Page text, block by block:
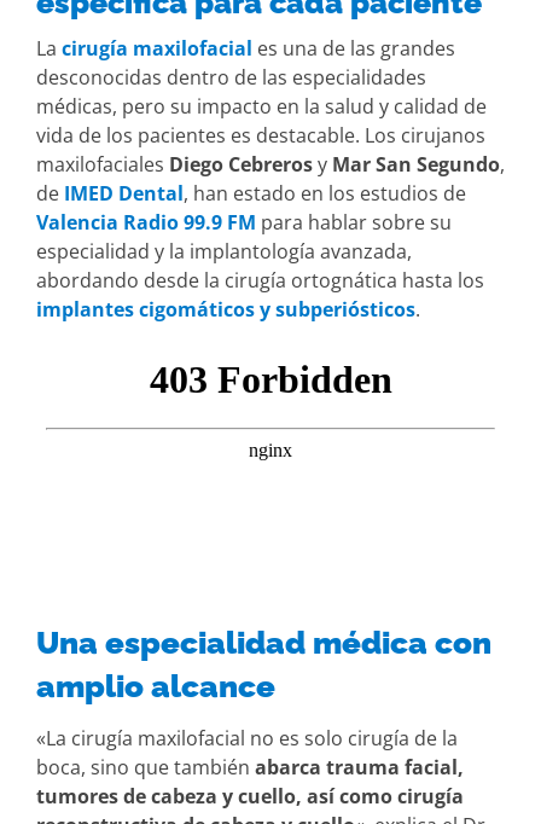
La cirugía maxilofacial es una de las grandes
desconocidas dentro de las especialidades
médicas, pero su impacto en la salud y calidad de
vida de los pacientes es destacable. Los cirujanos
maxilofaciales Diego Cebrerosy Mar San Segundo,
de IMED Dental, han estado en los estudios de
Valencia Radio 99.9 FM para hablar sobre su
especialidad y la implantología avanzada,
abordando desde la cirugía ortognática hasta los
implantes cigomáticos y subperiósticos.
Una especialidad médica con
amplio alcance
«La cirugía maxilofacial no es solo cirugía de la
boca, sino que también abarca trauma facial,
tumores de cabeza y cuello, así como cirugía